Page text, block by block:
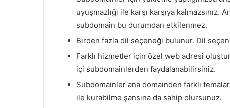
uyuşmazlığı ile karşı karşıya
subdomain bu durumdan etkilenmez.
Birden fazla dil seçeneği bulunur. Dil
Farklı hizmetler için özel web adresi
içi subdomainlerden faydalanabilirsiniz.
Subdomainler ana domainden farklı
ile kurabilme şansına da sahip olursunuz.